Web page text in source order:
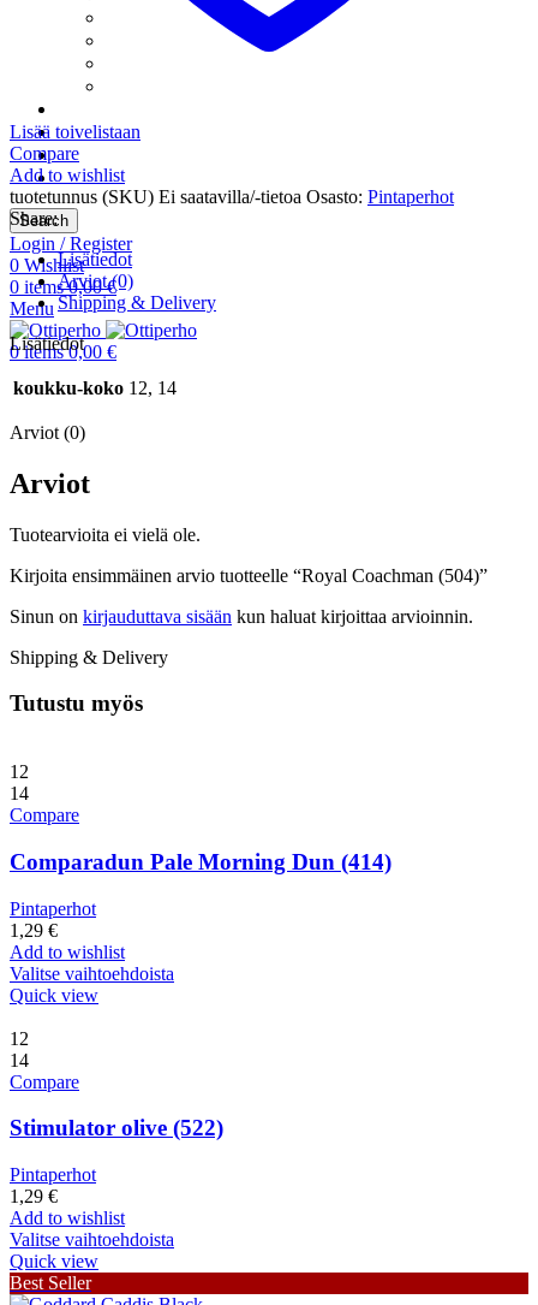
Pilkkileechit
Pillkkikokoelmat
Tarvikkeet
Tietosuoja
Uncategorized
Search
Login / Register
0 Wishlist
0 items 0,00€
Menu
0items 0,00 €
Lisää toivelistaan
Compare
Add to wishlist
tuotetunnus (SKU) Ei saatavilla/-tietoa Osasto: Pintaperhot
Share:
Lisätiedot
Arviot (0)
Shipping & Delivery
Lisätiedot
koukku-koko 12, 14
Arviot (0)
Arviot
Tuotearvioita ei vielä ole.
Kirjoita ensimmäinen arvio tuotteelle “Royal Coachman (504)”
Sinun on kirjauduttava sisään kun haluat kirjoittaa arvioinnin.
Shipping & Delivery
Tutustu myös
12
14
Compare
Comparadun Pale Morning Dun (414)
Pintaperhot
1,29 €
Add to wishlist
Valitse vaihtoehdoista
Quick view
12
14
Compare
Stimulator olive (522)
Pintaperhot
1,29 €
Add to wishlist
Valitse vaihtoehdoista
Quick view
Best Seller